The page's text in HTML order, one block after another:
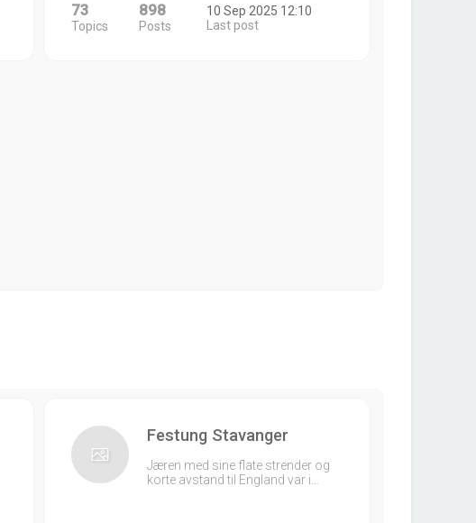
73
Topics
898
Posts
10 Sep 2025 12:10
Last post
Festung Stavanger
Jæren med sine flate strender og
korte avstand til England var i…